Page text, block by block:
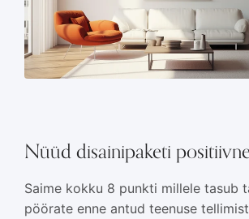
Nüüd disainipaketi
Saime kokku 8 punkti millele tasub
pöörate enne antud teenuse